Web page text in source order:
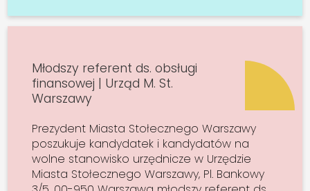
Młodszy referent ds. obsługi
finansowej | Urząd M. St.
Warszawy
Prezydent Miasta Stołecznego Warszawy
poszukuje kandydatek i kandydatów na
wolne stanowisko urzędnicze w Urzędzie
Miasta Stołecznego Warszawy, Pl. Bankowy